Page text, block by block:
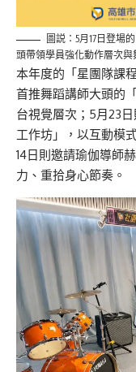
圖説：5月17日登場
頭帶領學員強化動作層次與
本年度的「星團隊課
首推舞蹈講師大頭的
台視覺層次；5月23
工作坊」，以互動模
14日則邀請瑜伽導師
力、重拾身心節奏。